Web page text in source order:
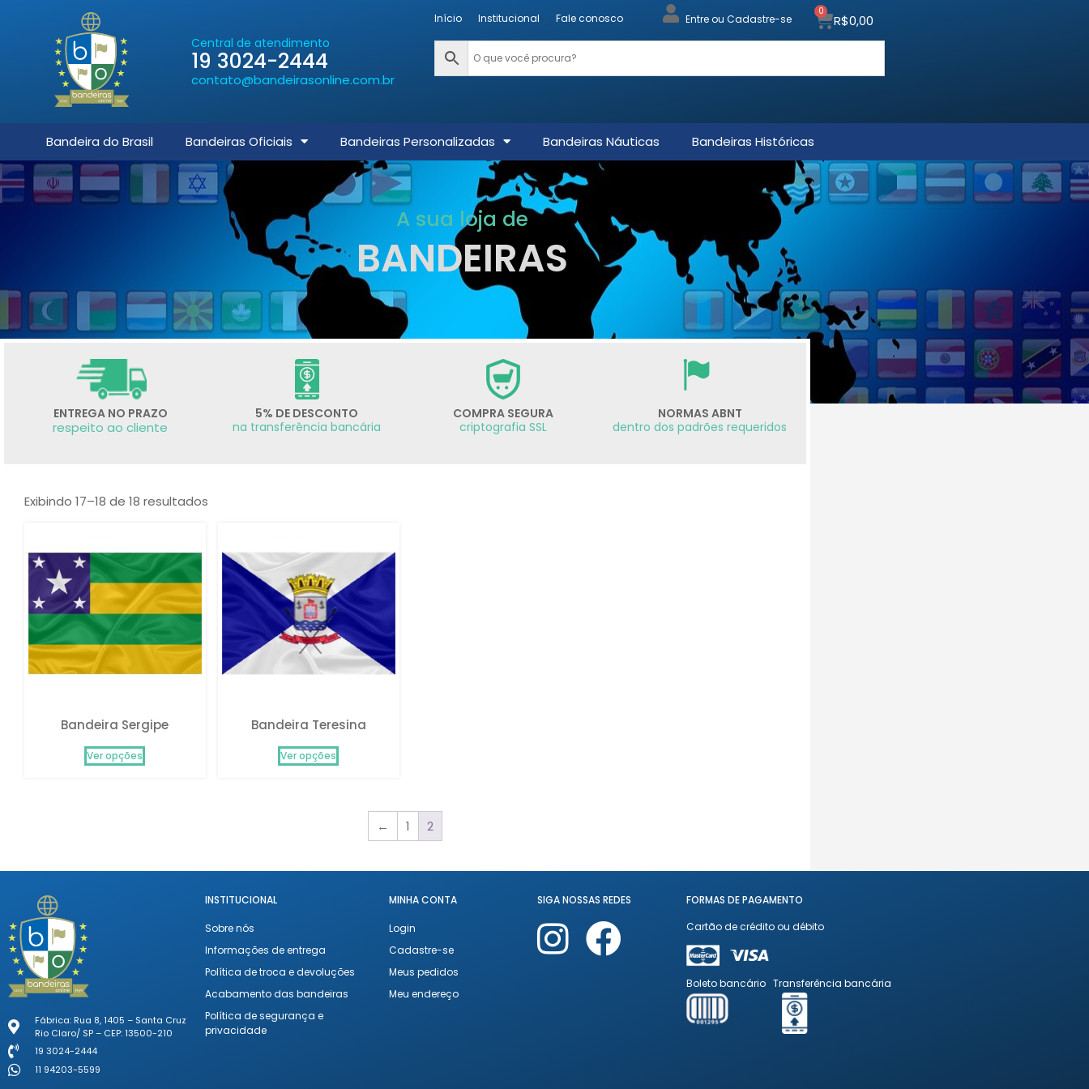
Central de atendimento
19 3024-2444
contato@bandeirasonline.com.br
Início Institucional Fale conosco Entre ou Cadastre-se R$0,00
0
Bandeira do Brasil Bandeiras Oficiais Bandeiras Personalizadas Bandeiras Náuticas Bandeiras Históricas
A sua loja de
BANDEIRAS
ENTREGA NO PRAZO
respeito ao cliente
5% DE DESCONTO
na transferência bancária
COMPRA SEGURA
criptografia SSL
NORMAS ABNT
dentro dos padrões requeridos
Exibindo 17–18 de 18 resultados
Bandeira Sergipe
Ver opções
Bandeira Teresina
Ver opções
← 1 2
Fábrica: Rua 8, 1405 – Santa Cruz
Rio Claro/ SP – CEP: 13500-210
19 3024-2444
11 94203-5599
INSTITUCIONAL
Sobre nós
Informações de entrega
Política de troca e devoluções
Acabamento das bandeiras
Política de segurança e
privacidade
MINHA CONTA
Login
Cadastre-se
Meus pedidos
Meu endereço
SIGA NOSSAS REDES
FORMAS DE PAGAMENTO
Cartão de crédito ou débito
Boleto bancário Transferência bancária